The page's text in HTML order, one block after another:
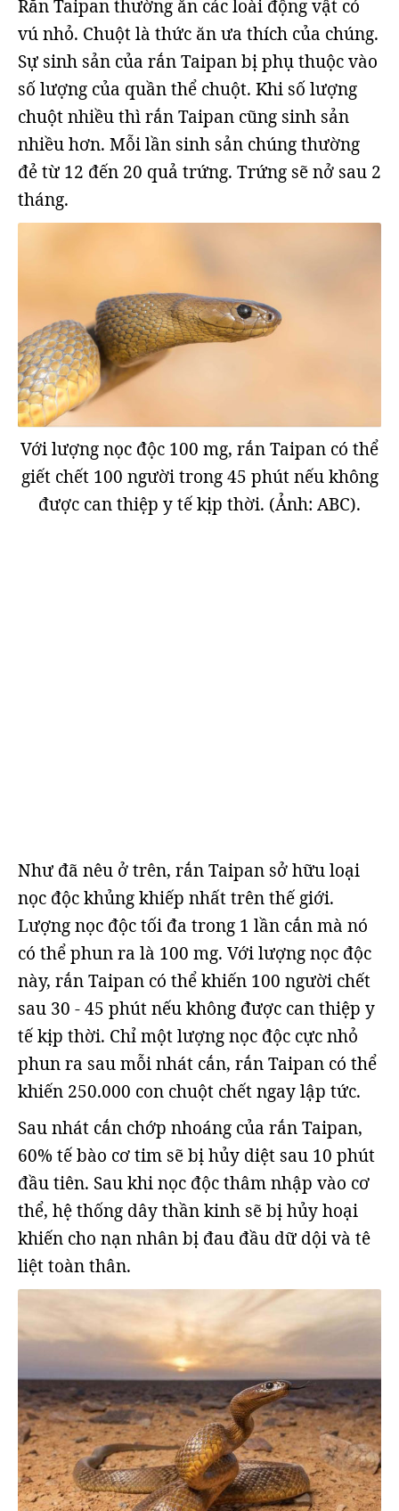
Rắn Taipan thường ăn các loài động vật có
vú nhỏ. Chuột là thức ăn ưa thích của chúng.
Sự sinh sản của rắn Taipan bị phụ thuộc vào
số lượng của quần thể chuột. Khi số lượng
chuột nhiều thì rắn Taipan cũng sinh sản
nhiều hơn. Mỗi lần sinh sản chúng thường
đẻ từ 12 đến 20 quả trứng. Trứng sẽ nở sau 2
tháng.
Với lượng nọc độc 100 mg, rắn Taipan có thể
giết chết 100 người trong 45 phút nếu không
được can thiệp y tế kịp thời. (Ảnh: ABC).
Như đã nêu ở trên, rắn Taipan sở hữu loại
nọc độc khủng khiếp nhất trên thế giới.
Lượng nọc độc tối đa trong 1 lần cắn mà nó
có thể phun ra là 100 mg. Với lượng nọc độc
này, rắn Taipan có thể khiến 100 người chết
sau 30 - 45 phút nếu không được can thiệp y
tế kịp thời. Chỉ một lượng nọc độc cực nhỏ
phun ra sau mỗi nhát cắn, rắn Taipan có thể
khiến 250.000 con chuột chết ngay lập tức.
Sau nhát cắn chớp nhoáng của rắn Taipan,
60% tế bào cơ tim sẽ bị hủy diệt sau 10 phút
đầu tiên. Sau khi nọc độc thâm nhập vào cơ
thể, hệ thống dây thần kinh sẽ bị hủy hoại
khiến cho nạn nhân bị đau đầu dữ dội và tê
liệt toàn thân.